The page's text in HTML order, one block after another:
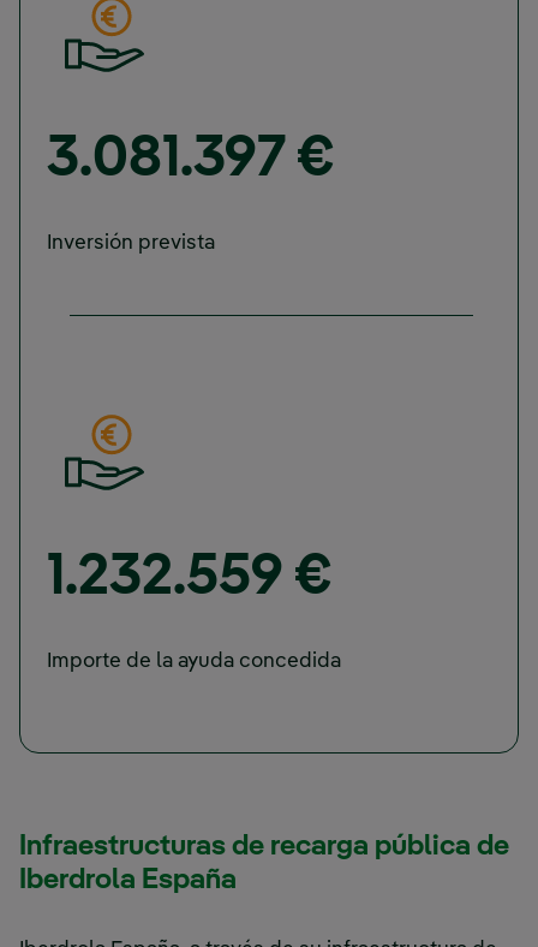
3.081.397 €
Inversión prevista
1.232.559 €
Importe de la ayuda concedida
Infraestructuras de recarga pública de
Iberdrola España